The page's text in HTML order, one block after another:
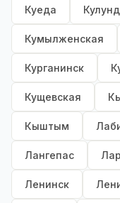
Куеда
Кумылженская
Курганинск
Кущевская
Кыштым
Лангепас
Ленинск